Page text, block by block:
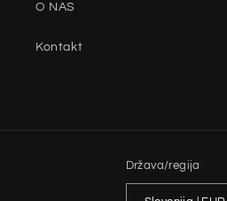
O NAS
Kontakt
Država/regija